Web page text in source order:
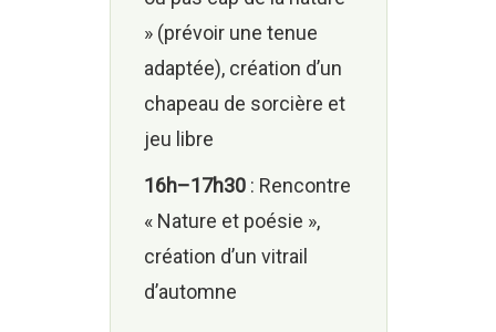
» (prévoir une tenue
adaptée), création d’un
chapeau de sorcière et
jeu libre
16h–17h30 : Rencontre
« Nature et poésie »,
création d’un vitrail
d’automne